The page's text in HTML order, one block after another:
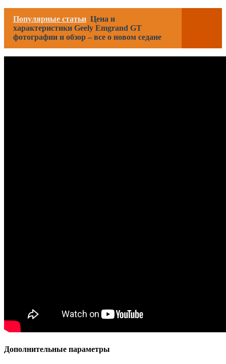
Популярные статьи Цена и
характеристики Geely Emgrand GT
фотографии и обзор – все о новом седане
Дополнительные параметры